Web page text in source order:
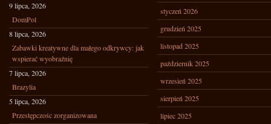
9 lipca, 2026
DomPol
8 lipca, 2026
Zabawki kreatywne dla małego odkrywcy: jak
wspierać wyobraźnię
7 lipca, 2026
Brazylia
5 lipca, 2026
Przestępczośc zorganizowana
styczeń 2026
grudzień 2025
listopad 2025
październik 2025
wrzesień 2025
sierpień 2025
lipiec 2025